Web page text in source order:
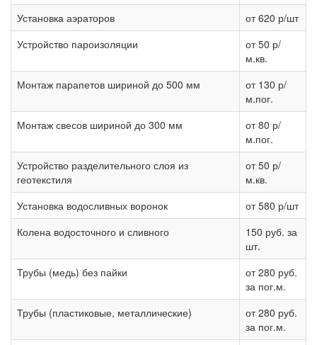
Установка аэраторов
от 620 р/шт
Устройство пароизоляции
от 50 р/
м.кв.
Монтаж парапетов шириной до 500 мм
от 130 р/
м.пог.
Монтаж свесов шириной до 300 мм
от 80 р/
м.пог.
Устройство разделительного слоя из
геотекстиля
от 50 р/
м.кв.
Установка водосливных воронок
от 580 р/шт
Колена водосточного и сливного
150 руб. за
шт.
Трубы (медь) без пайки
от 280 руб.
за пог.м.
Трубы (пластиковые, металлические)
от 280 руб.
за пог.м.